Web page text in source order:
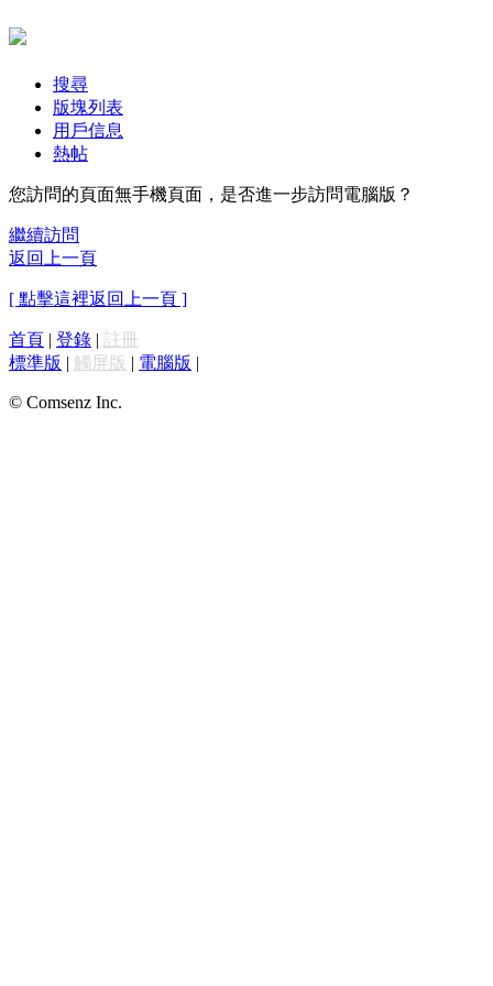
搜尋
版塊列表
用戶信息
熱帖
您訪問的頁面無手機頁面，是否進一步訪問電腦版？
繼續訪問
返回上一頁
[ 點擊這裡返回上一頁 ]
首頁 | 登錄 | 註冊
標準版 | 觸屏版 | 電腦版 |
© Comsenz Inc.